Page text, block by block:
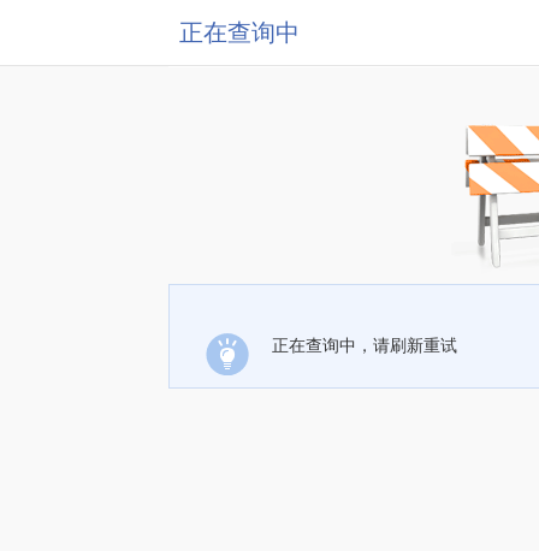
正在查询中
正在查询中，请刷新重试